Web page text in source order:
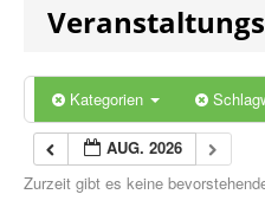
Kategorien
AUG. 2026
Zurzeit gibt es keine